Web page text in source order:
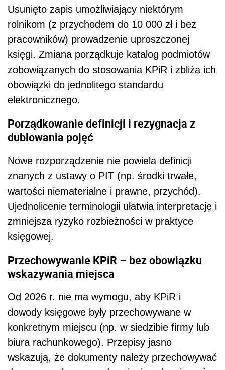
Usunięto zapis umożliwiający niektórym
rolnikom (z przychodem do 10 000 zł i bez
pracowników) prowadzenie uproszczonej
księgi. Zmiana porządkuje katalog podmiotów
zobowiązanych do stosowania KPiR i zbliża ich
obowiązki do jednolitego standardu
elektronicznego.
Porządkowanie definicji i rezygnacja z
dublowania pojęć
Nowe rozporządzenie nie powiela definicji
znanych z ustawy o PIT (np. środki trwałe,
wartości niematerialne i prawne, przychód).
Ujednolicenie terminologii ułatwia interpretację i
zmniejsza ryzyko rozbieżności w praktyce
księgowej.
Przechowywanie KPiR – bez obowiązku
wskazywania miejsca
Od 2026 r. nie ma wymogu, aby KPiR i
dowody księgowe były przechowywane w
konkretnym miejscu (np. w siedzibie firmy lub
biura rachunkowego). Przepisy jasno
wskazują, że dokumenty należy przechowywać